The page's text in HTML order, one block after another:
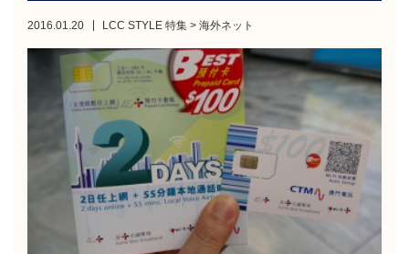
2016.01.20 LCC STYLE 特集 > 海外ネット